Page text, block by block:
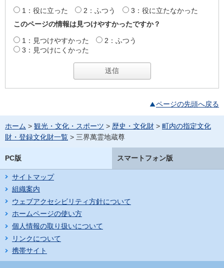
1：役に立った 2：ふつう
3：役に立たなかった
このページの情報は見つけやすかったですか？
1：見つけやすかった
2：ふつう
3：見つけにくかった
ページの先頭へ戻る
ホーム > 観光・文化・スポーツ > 歴史・文化財 > 町内の指定文化
財・登録文化財一覧 > 三界萬霊地蔵尊
PC版 スマートフォン版
サイトマップ
組織案内
ウェブアクセシビリティ方針について
ホームページの使い方
個人情報の取り扱いについて
リンクについて
携帯サイト